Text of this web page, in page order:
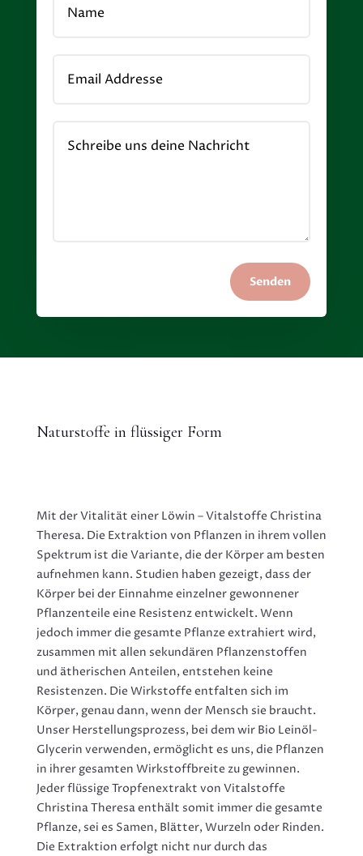
Senden
Naturstoffe in flüssiger Form
Mit der Vitalität einer Löwin – Vitalstoffe Christina
Theresa. Die Extraktion von Pflanzen in ihrem vollen
Spektrum ist die Variante, die der Körper am besten
aufnehmen kann. Studien haben gezeigt, dass der
Körper bei der Einnahme einzelner gewonnener
Pflanzenteile eine Resistenz entwickelt. Wenn
jedoch immer die gesamte Pflanze extrahiert wird,
zusammen mit allen sekundären Pflanzenstoffen
und ätherischen Anteilen, entstehen keine
Resistenzen. Die Wirkstoffe entfalten sich im
Körper, genau dann, wenn der Mensch sie braucht.
Unser Herstellungsprozess, bei dem wir Bio Leinöl-
Glycerin verwenden, ermöglicht es uns, die Pflanzen
in ihrer gesamten Wirkstoffbreite zu gewinnen.
Jeder flüssige Tropfenextrakt von Vitalstoffe
Christina Theresa enthält somit immer die gesamte
Pflanze, sei es Samen, Blätter, Wurzeln oder Rinden.
Die Extraktion erfolgt nicht nur durch das